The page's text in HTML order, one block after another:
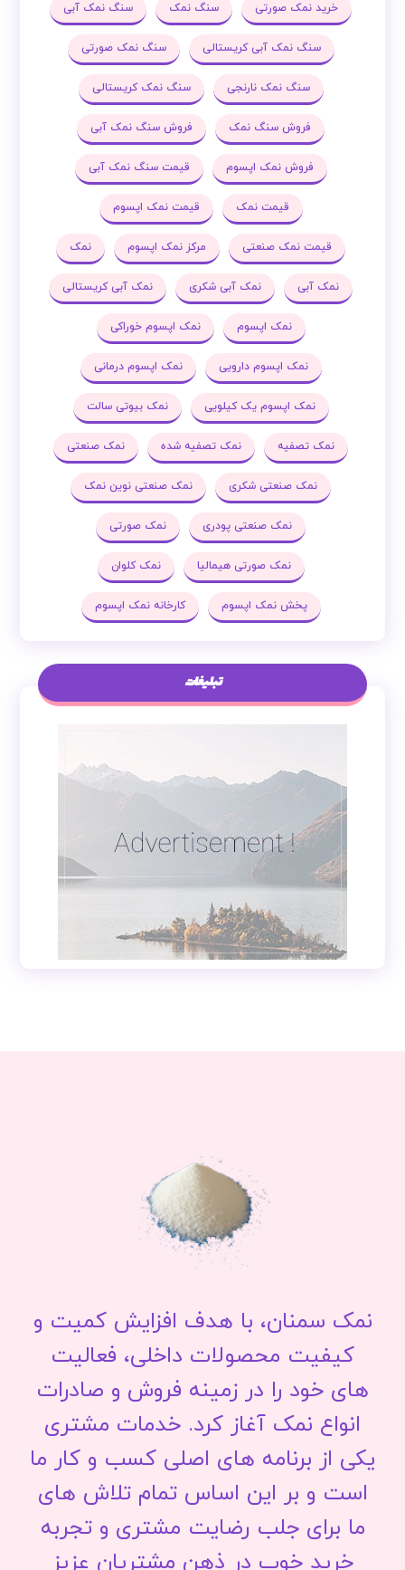
خرید نمک صورتی سنگ نمک سنگ نمک آبی
سنگ نمک آبی کریستالی سنگ نمک صورتی
سنگ نمک نارنجی سنگ نمک کریستالی
فروش سنگ نمک فروش سنگ نمک آبی
فروش نمک اپسوم قیمت سنگ نمک آبی
قیمت نمک قیمت نمک اپسوم
قیمت نمک صنعتی مرکز نمک اپسوم نمک
نمک آبی نمک آبی شکری نمک آبی کریستالی
نمک اپسوم نمک اپسوم خوراکی
نمک اپسوم دارویی نمک اپسوم درمانی
نمک اپسوم یک کیلویی نمک بیوتی سالت
نمک تصفیه نمک تصفیه شده نمک صنعتی
نمک صنعتی شکری نمک صنعتی نوین نمک
نمک صنعتی پودری نمک صورتی
نمک صورتی هیمالیا نمک کلوان
پخش نمک اپسوم کارخانه نمک اپسوم
تبلیغات
نمک سمنان، با هدف افزایش کمیت و
کیفیت محصولات داخلی، فعالیت
های خود را در زمینه فروش و صادرات
انواع نمک آغاز کرد. خدمات مشتری
یکی از برنامه های اصلی کسب و کار ما
است و بر این اساس تمام تلاش های
ما برای جلب رضایت مشتری و تجربه
خرید خوب در ذهن مشتریان عزیز